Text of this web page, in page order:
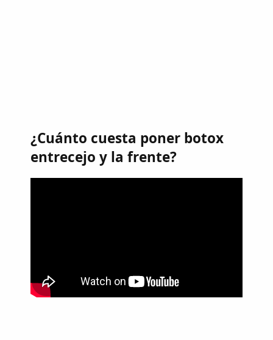
¿Cuánto cuesta poner botox
entrecejo y la frente?